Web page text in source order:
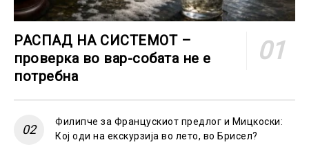
РАСПАД НА СИСТЕМОТ –
проверка во вар-собата не е
потребна
Филипче за Францускиот предлог и Мицкоски:
Кој оди на екскурзија во лето, во Брисел?